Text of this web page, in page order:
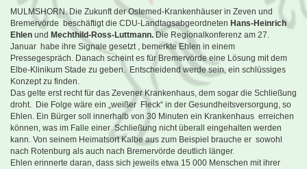
MULMSHORN. Die Zukunft der Ostemed-Krankenhäuser in Zeven und
Bremervörde beschäftigt die CDU-Landtagsabgeordneten Hans-Heinrich
Ehlen und Mechthild-Ross-Luttmann. Die Regionalkonferenz am 27.
Januar habe ihre Signale gesetzt , bemerkte Ehlen in einem
Pressegespräch. Danach scheint es für Bremervörde eine Lösung mit dem
Elbe-Klinikum Stade zu geben. Entscheidend werde sein, ein schlüssiges
Konzept zu finden.
Das gelte erst recht für das Zevener Krankenhaus, dem sogar die Schließung
droht. Die Folge wäre ein „weißer Fleck“ in der Gesundheitsversorgung, so
Ehlen. Ein Bürger soll innerhalb von 30 Minuten ein Krankenhaus erreichen
können, was im Falle einer Schließung nicht überall eingehalten werden
kann. Von seinem Heimatsort Kalbe aus zum Beispiel brauche er sowohl
nach Rotenburg als auch nach Bremervörde deutlich länger.
Ehlen erinnerte daran, dass sich jeweils etwa 15 000 Menschen mit ihrer